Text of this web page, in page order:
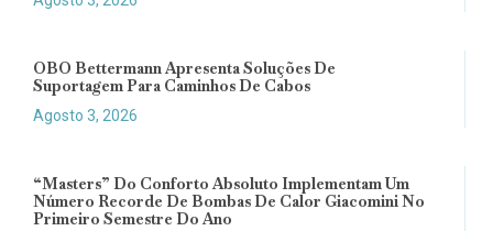
OBO Bettermann Apresenta Soluções De
Suportagem Para Caminhos De Cabos
Agosto 3, 2026
“Masters” Do Conforto Absoluto Implementam Um
Número Recorde De Bombas De Calor Giacomini No
Primeiro Semestre Do Ano